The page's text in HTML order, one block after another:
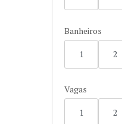
Banheiros
1 2
Vagas
1 2